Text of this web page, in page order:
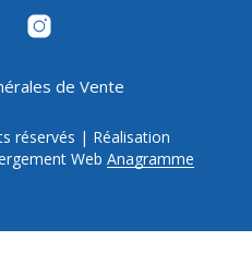
de Vente
réservés | Réalisation
Web Anagramme